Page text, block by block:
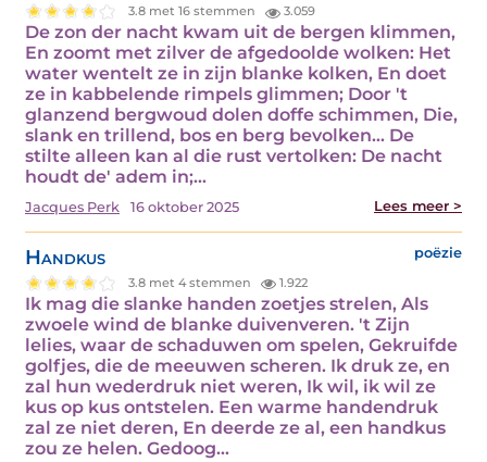
3.8 met 16 stemmen 3.059
De zon der nacht kwam uit de bergen klimmen,
En zoomt met zilver de afgedoolde wolken: Het
water wentelt ze in zijn blanke kolken, En doet
ze in kabbelende rimpels glimmen; Door 't
glanzend bergwoud dolen doffe schimmen, Die,
slank en trillend, bos en berg bevolken... De
stilte alleen kan al die rust vertolken: De nacht
houdt de' adem in;…
Jacques Perk 16 oktober 2025 Lees meer >
Handkus poëzie
3.8 met 4 stemmen 1.922
Ik mag die slanke handen zoetjes strelen, Als
zwoele wind de blanke duivenveren. 't Zijn
lelies, waar de schaduwen om spelen, Gekruifde
golfjes, die de meeuwen scheren. Ik druk ze, en
zal hun wederdruk niet weren, Ik wil, ik wil ze
kus op kus ontstelen. Een warme handendruk
zal ze niet deren, En deerde ze al, een handkus
zou ze helen. Gedoog…